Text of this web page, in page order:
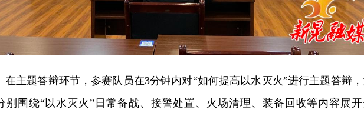
在主题答辩环节，参赛队员在3分钟内对“如何提高以水灭火”进行主题答辩
别围绕“以水灭火”日常备战、接警处置、火场清理、装备回收等内容展